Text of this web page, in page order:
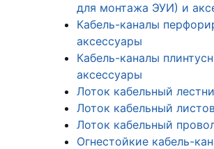
для монтажа ЭУИ) и
Кабель-каналы
аксессуары
Кабель-каналы
аксессуары
Лоток кабельный
Лоток кабельный
Лоток кабельный
Огнестойкие кабель-